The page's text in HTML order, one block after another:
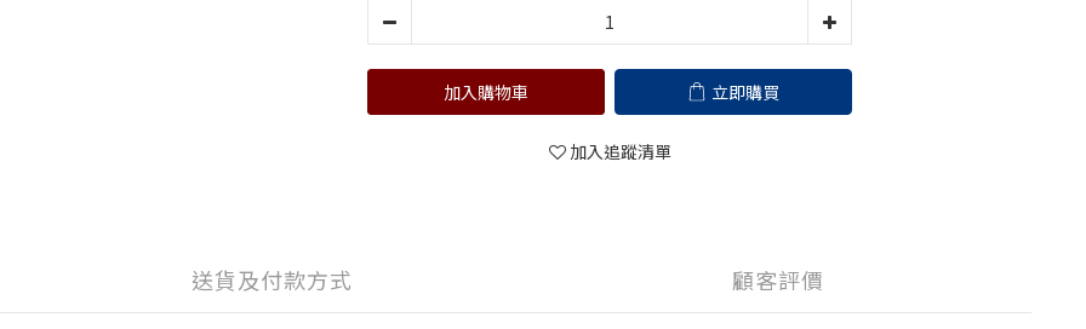
加入購物車 立即購買
加入追蹤清單
送貨及付款方式 顧客評價